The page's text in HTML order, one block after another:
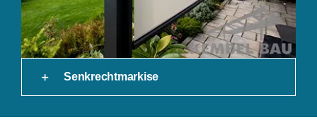
Senkrechtmarkise